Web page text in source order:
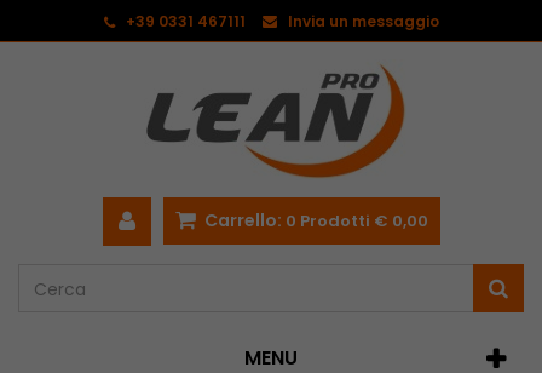
+39 0331 467111 Invia un messaggio
Carrello: 0 Prodotti € 0,00
MENU